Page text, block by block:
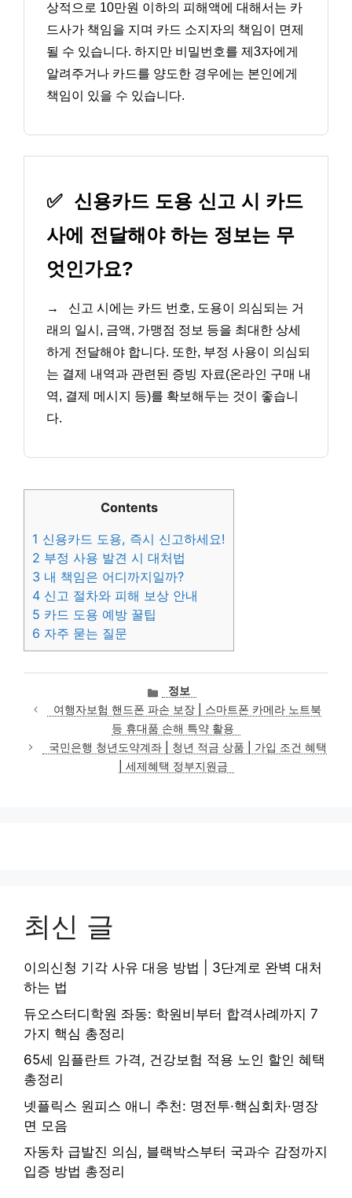
상적으로 10만원 이하의 피해액에 대해서는 카
드사가 책임을 지며 카드 소지자의 책임이 면제
될 수 있습니다. 하지만 비밀번호를 제3자에게
알려주거나 카드를 양도한 경우에는 본인에게
책임이 있을 수 있습니다.
✅ 신용카드 도용 신고 시 카드
사에 전달해야 하는 정보는 무
엇인가요?
→
신고 시에는 카드 번호, 도용이 의심되는 거
래의 일시, 금액, 가맹점 정보 등을 최대한 상세
하게 전달해야 합니다. 또한, 부정 사용이 의심되
는 결제 내역과 관련된 증빙 자료(온라인 구매 내
역, 결제 메시지 등)를 확보해두는 것이 좋습니
다.
Contents
1 신용카드 도용, 즉시 신고하세요!
2 부정 사용 발견 시 대처법
3 내 책임은 어디까지일까?
4 신고 절차와 피해 보상 안내
5 카드 도용 예방 꿀팁
6 자주 묻는 질문
카
테
고
리
정보
여행자보험 핸드폰 파손 보장 | 스마트폰 카메라 노트북
등 휴대품 손해 특약 활용
국민은행 청년도약계좌 | 청년 적금 상품 | 가입 조건 혜택
| 세제혜택 정부지원금
최신 글
이의신청 기각 사유 대응 방법 | 3단계로 완벽 대처
하는 법
듀오스터디학원 좌동: 학원비부터 합격사례까지 7
가지 핵심 총정리
65세 임플란트 가격, 건강보험 적용 노인 할인 혜택
총정리
넷플릭스 원피스 애니 추천: 명전투·핵심회차·명장
면 모음
자동차 급발진 의심, 블랙박스부터 국과수 감정까지
입증 방법 총정리